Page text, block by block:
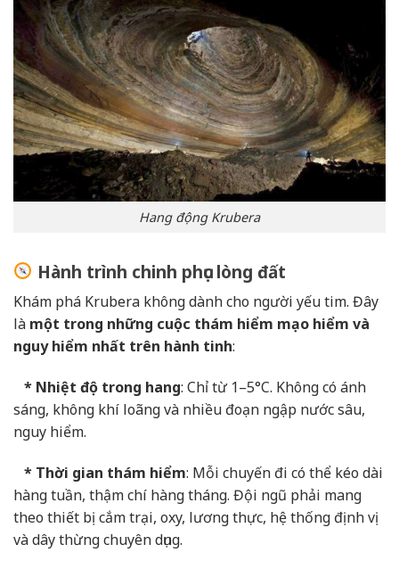
Hang động Krubera
Hành trình chinh phục lòng đất
Khám phá Krubera không dành cho người yếu tim. Đây
là một trong những cuộc thám hiểm mạo hiểm và
nguy hiểm nhất trên hành tinh:
* Nhiệt độ trong hang: Chỉ từ 1–5°C. Không có ánh
sáng, không khí loãng và nhiều đoạn ngập nước sâu,
nguy hiểm.
* Thời gian thám hiểm: Mỗi chuyến đi có thể kéo dài
hàng tuần, thậm chí hàng tháng. Đội ngũ phải mang
theo thiết bị cắm trại, oxy, lương thực, hệ thống định vị
và dây thừng chuyên dụng.